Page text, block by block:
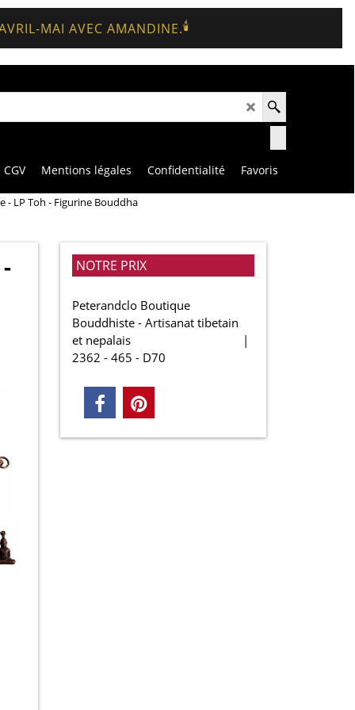
MAI AVEC AMANDINE.🕯️
CGV Mentions légales Confidentialité Favoris
- LP Toh - Figurine Bouddha
NOTRE PRIX
Peterandclo Boutique
Bouddhiste - Artisanat tibetain
et nepalais
2362 - 465 - D70